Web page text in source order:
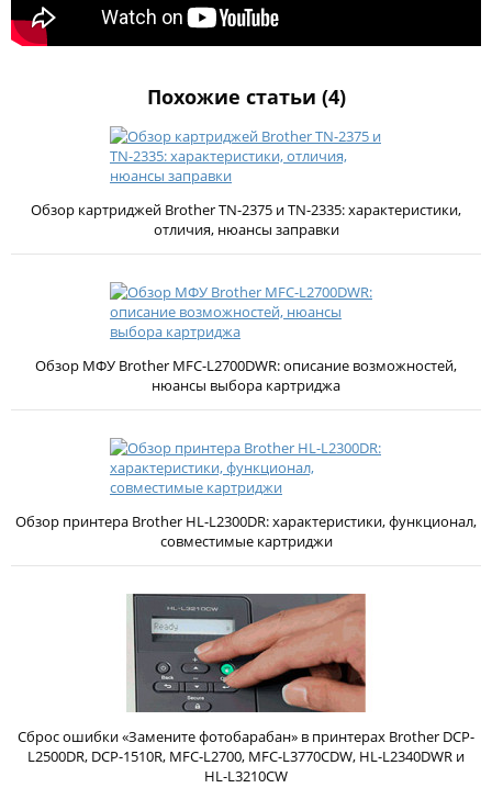
Похожие статьи (4)
Обзор картриджей Brother TN-2375 и TN-2335: характеристики,
отличия, нюансы заправки
Обзор МФУ Brother MFC-L2700DWR: описание возможностей,
нюансы выбора картриджа
Обзор принтера Brother HL-L2300DR: характеристики, функционал,
совместимые картриджи
Сброс ошибки «Замените фотобарабан» в принтерах Brother DCP-
L2500DR, DCP-1510R, MFC-L2700, MFC-L3770CDW, HL-L2340DWR и
HL-L3210CW